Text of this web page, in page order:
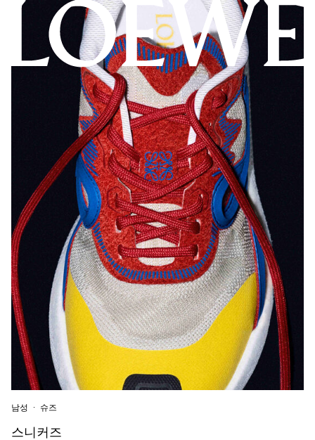
남성 슈즈
스니커즈